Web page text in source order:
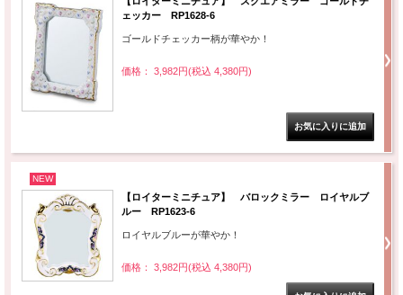
ェッカー RP1628-6
ゴールドチェッカー柄が華やか！
価格： 3,982円(税込 4,380円)
NEW
【ロイターミニチュア】 バロックミラー ロイヤルブ
ルー RP1623-6
ロイヤルブルーが華やか！
価格： 3,982円(税込 4,380円)